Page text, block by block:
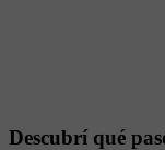
Descubrí qué